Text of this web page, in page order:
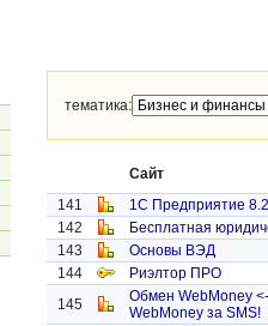
тематика:
Сайт
141
1С Предприятие 8.2
142
Бесплатная
143
Основы ВЭД
144
Риэлтор ПРО
145
Обмен WebMoney
WebMoney за SMS!